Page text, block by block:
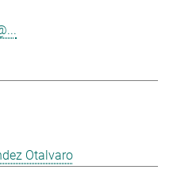
Otalvaro